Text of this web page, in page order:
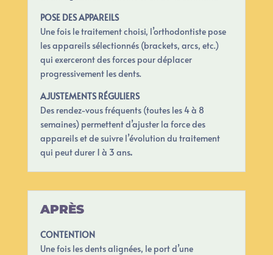
POSE DES APPAREILS
Une fois le traitement choisi, l’orthodontiste pose
les appareils sélectionnés (brackets, arcs, etc.)
qui exerceront des forces pour déplacer
progressivement les dents.
AJUSTEMENTS RÉGULIERS
Des rendez-vous fréquents (toutes les 4 à 8
semaines) permettent d’ajuster la force des
appareils et de suivre l’évolution du traitement
qui peut durer 1 à 3 ans.
APRÈS
CONTENTION
Une fois les dents alignées, le port d’une